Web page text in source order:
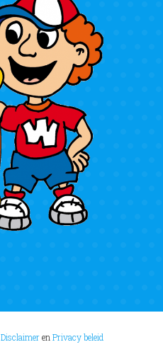
DisclaimerenPrivacy beleid